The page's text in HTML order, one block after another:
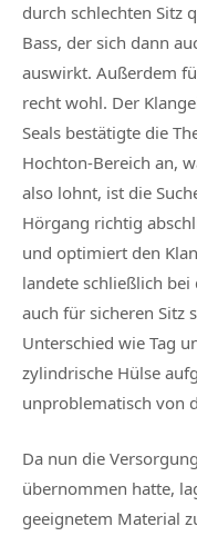
durch schlechten Sitz
Bass, der sich dann
auswirkt. Außerdem
recht wohl. Der
Seals bestätigte die
Hochton-Bereich an,
also lohnt, ist die
Hörgang richtig
und optimiert den
landete schließlich
auch für sicheren Sitz
Unterschied wie Tag
zylindrische Hülse
unproblematisch von
Da nun die
übernommen hatte,
geeignetem Material